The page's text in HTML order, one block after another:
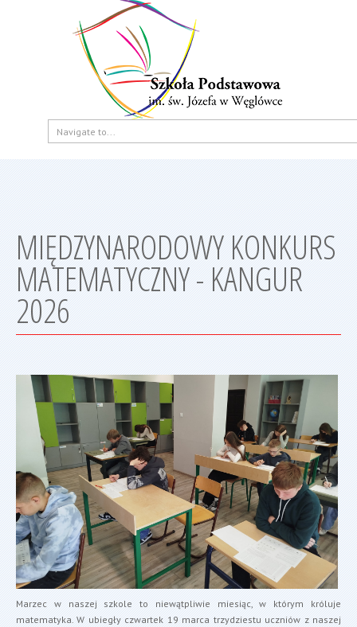
MIĘDZYNARODOWY KONKURS
MATEMATYCZNY - KANGUR
2026
Marzec w naszej szkole to niewątpliwie miesiąc, w którym króluje
matematyka. W ubiegły czwartek 19 marca trzydziestu uczniów z naszej